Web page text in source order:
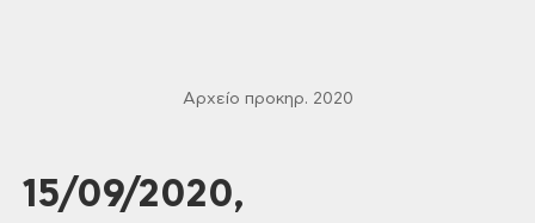
Αρχείο προκηρ. 2020
15/09/2020,